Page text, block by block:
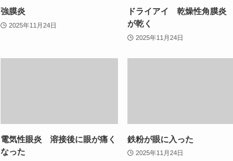
強膜炎
2025年11月24日
ドライアイ 乾燥性角膜
が乾く
2025年11月24日
電気性眼炎 溶接後に眼が痛く
なった
鉄粉が眼に入った
2025年11月24日